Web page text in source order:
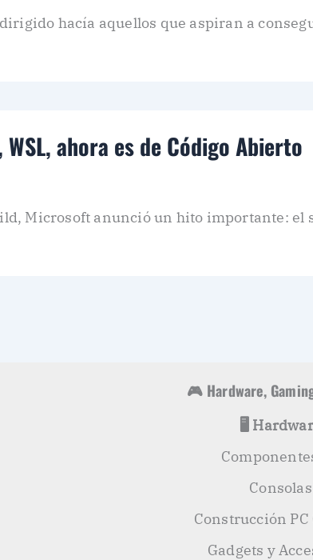
hacía aquellos que aspiran a
ahora es de Código Abierto
Microsoft anunció un hito importante: el
🎮 Hardware,
🖥️
Consolas
Construcción
Gadgets y